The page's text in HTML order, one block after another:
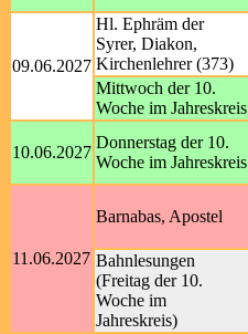
09.06.2027
Hl. Ephräm der
Syrer, Diakon,
Kirchenlehrer (373)
Mittwoch der 10.
Woche im Jahreskreis
10.06.2027
Donnerstag der 10.
Woche im Jahreskreis
11.06.2027
Barnabas, Apostel
Bahnlesungen
(Freitag der 10.
Woche im
Jahreskreis)